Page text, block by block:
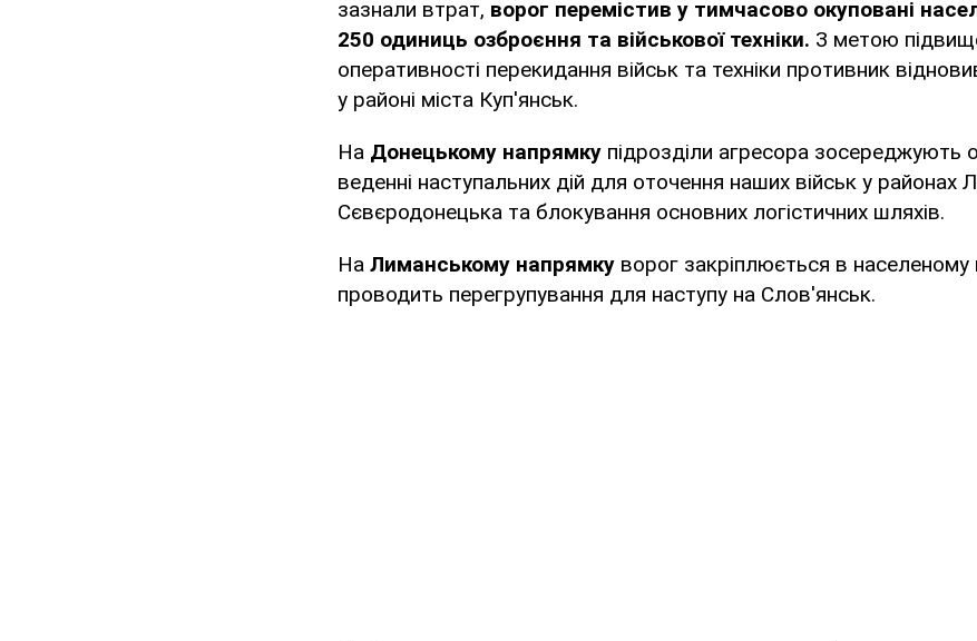
зазнали втрат, ворог перемістив у тимчасово окуповані
250 одиниць озброєння та військової техніки. З метою
оперативності перекидання військ та техніки противник
у районі міста Куп'янськ.
На Донецькому напрямку підрозділи агресора зосереджують
веденні наступальних дій для оточення наших військ у районах
Сєвєродонецька та блокування основних логістичних шляхів.
На Лиманському напрямку ворог закріплюється в населеному
проводить перегрупування для наступу на Слов'янськ.